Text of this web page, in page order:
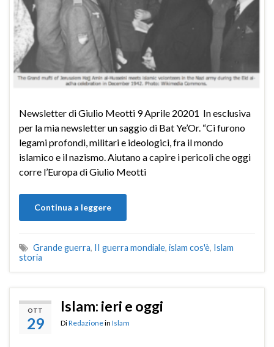
Newsletter di Giulio Meotti 9 Aprile 20201 In esclusiva
per la mia newsletter un saggio di Bat Ye’Or. “Ci furono
legami profondi, militari e ideologici, fra il mondo
islamico e il nazismo. Aiutano a capire i pericoli che oggi
corre l’Europa di Giulio Meotti
Continua a leggere
Grande guerra, II guerra mondiale, islam cos'è, Islam
storia
OTT
29
Islam: ieri e oggi
DiRedazionein Islam